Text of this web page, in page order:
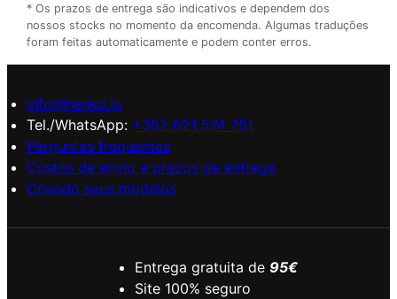
* Os prazos de entrega são indicativos e dependem dos
nossos stocks no momento da encomenda. Algumas traduções
foram feitas automaticamente e podem conter erros.
info@hanko.lu
Tel./WhatsApp: +352 621 574 751
Perguntas frequentes
Custos de envio e prazos de entrega
Criando seus modelos
Entrega gratuita de 95€
Site 100% seguro